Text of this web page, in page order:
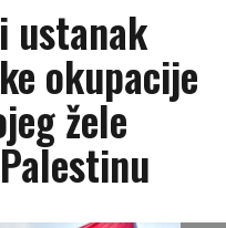
ustanak
okupacije
žele